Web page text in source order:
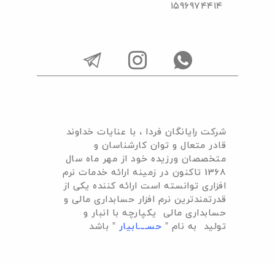
I
c
t
e
l
e
g
r
I
c
i
n
s
t
a
g
I
c
-
w
h
a
t
s
a
شرکت رایانگان فردا ، با عنایات خداوند
قادر متعال و توان کارشناسان و
متخصصان ورزیده خود از مهر ماه سال
1368 تاکنون در زمینه ارائه خدمات نرم
افزاری توانسته است ارائه کننده یکی از
قدرتمندترین نرم افزار حسابداری مالی و
حسابداری مالی یکپارچه با انبار و
تولید به نام ” حســــابیار ” باشد